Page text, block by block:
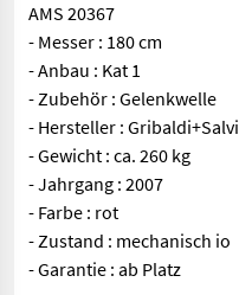
AMS 20367
- Messer : 180 cm
- Anbau : Kat 1
- Zubehör : Gelenkwelle
- Hersteller :
- Gewicht : ca. 260 kg
- Jahrgang : 2007
- Farbe : rot
- Zustand : mechanisch io
- Garantie : ab Platz